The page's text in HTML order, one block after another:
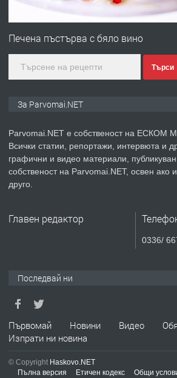
Първи поход "По
ПРЕДЛАГА Уроци по
ТЪРСИ
Печена пъстърва с бяло вино
Търси
За Parvomai.NET
Parvomai.NET е собственост на ЕСКОМ
Всички статии, репортажи, интервюта и
графични и видео материали,
собственост на Parvomai.NET, освен ако
друго.
Главен редактор
0336/
Последвай ни
Първомай Новини Видео
Изпрати ни новина
© Copyright Haskovo.NET
Пълна версия
Етичен кодекс Общи